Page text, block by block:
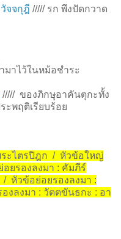
วัจจกุฎี ///// รก พึงปัดกวาด
าไว้ในหม้อชำระ
///// ของภิกษุอาคันตุกะทั้ง
ะพฤติเรียบร้อย
ระไตรปิฎก / หัวข้อใหญ่
ยรองลงมา : คัมภีร์
/ หัวข้อย่อยรองลงมา :
งลงมา : วัตตขันธกะ : อา